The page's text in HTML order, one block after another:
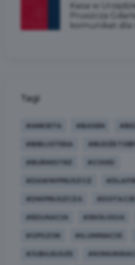
Kasa w
Pruszcza
komunikat dla
Tagi
#ANKIETA #BASEN
#BIBLIOTEKA
#BURMISTRZ #COVID
#DAWNYPRUSZCZ
#DNIPRUSZCZA #DOTACJE
#EDUKACJA #EKOLOGIA
#GPSZOK #ILUMINACJE
#JUBILEUSZE